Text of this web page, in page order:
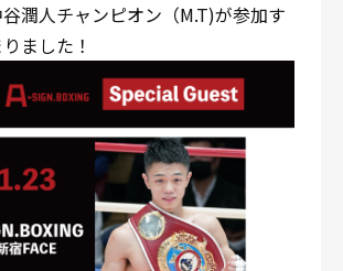
潤人チャンピオン（M.T)が参加す
ました！